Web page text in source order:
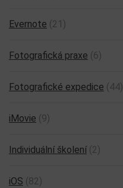
Evernote (21)
Fotografická praxe (6)
Fotografické expedice (44)
iMovie (9)
Individuální školení (2)
iOS (82)